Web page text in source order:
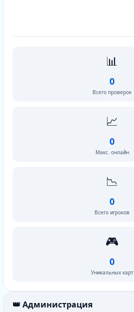
📊
0
Всего проверок
📈
0
Макс. онлайн
📉
0
Всего игроков
🎮
0
Уникальных карт
👑 Администрация